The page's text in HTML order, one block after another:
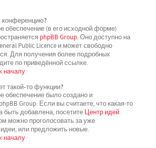
конференцию?
обеспечение (в его исходной форме)
phpBB Group. Оно доступно на
Public Licence и может свободно
Для получения более подробных
по приведённой ссылке.
началу
такой-то функции?
обеспечение было создано и
Group. Если вы считаете, что какая-то
добавлена, посетите Центр идей
можно проголосовать за уже
или предложить новые.
началу